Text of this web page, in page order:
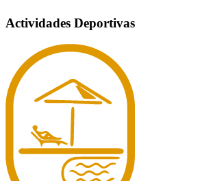
Actividades Deportivas